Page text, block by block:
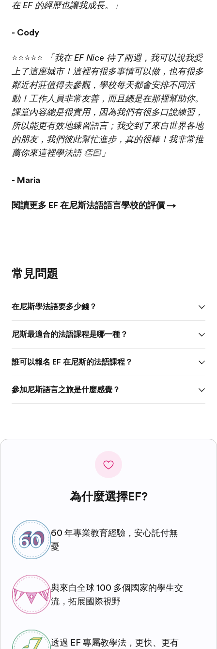
在 EF 的經歷也讓我成長。」
- Cody
⭐⭐⭐⭐⭐
「我在 EF Nice 待了兩週，我可以說我愛
上了這座城市！這裡有很多事情可以做，也有很多
鄰近村莊值得去參觀，學校每天都會安排不同活
動！工作人員非常友善，而且總是在那裡幫助你。
課堂內容總是很實用，因為我們有很多口說練習，
所以能更有效地練習語言；我交到了來自世界各地
的朋友，我們彼此幫忙進步，真的很棒！我非常推
薦你來這裡學法語 👏🏻」
- Maria
閱讀更多 EF 在尼斯法語語言學校的評價 →
常見問題
在尼斯學法語要多少錢？
尼斯最適合的法語課程是哪一種？
誰可以報名 EF 在尼斯的法語課程？
參加尼斯語言之旅是什麼感覺？
為什麼選擇EF?
60 年專業教育經驗，安心託付無
憂
與來自全球 100 多個國家的學生交
流，拓展國際視野
透過 EF 專屬教學法，更快、更有